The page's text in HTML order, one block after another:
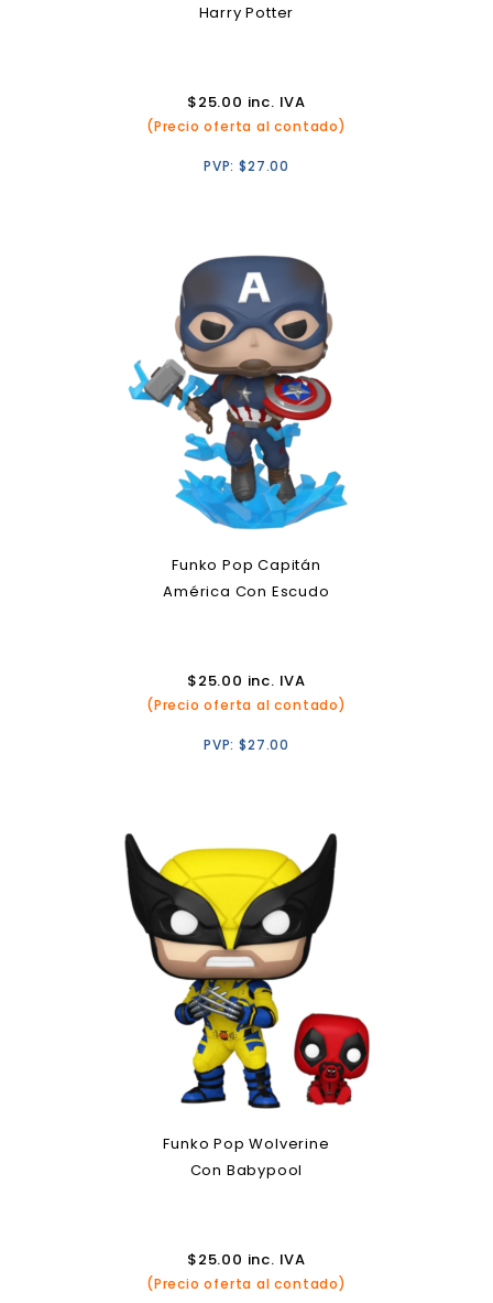
Harry Potter
$25.00 inc. IVA
(Precio oferta al contado)
PVP:$27.00
Funko Pop Capitán
América Con Escudo
$25.00 inc. IVA
(Precio oferta al contado)
PVP:$27.00
Funko Pop Wolverine
Con Babypool
$25.00 inc. IVA
(Precio oferta al contado)